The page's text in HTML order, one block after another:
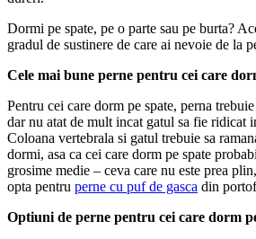
Dormi pe spate, pe o parte sau pe burta?
gradul de sustinere de care ai nevoie de la
Cele mai bune perne pentru cei care
Pentru cei care dorm pe spate, perna
dar nu atat de mult incat gatul sa fie ridicat
Coloana vertebrala si gatul trebuie sa
dormi, asa ca cei care dorm pe spate
grosime medie – ceva care nu este prea
opta pentru perne cu puf de gasca din
Optiuni de perne pentru cei care dorm